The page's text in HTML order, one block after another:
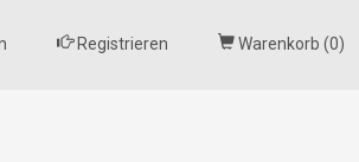
Registrieren Warenkorb (0)